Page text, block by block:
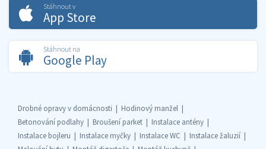
Stáhnout v
App Store
Stáhnout na
Google Play
Drobné opravy v domácnosti
Hodinový manžel
Betonování podlahy
Broušení parket
Instalace antény
Instalace bojleru
Instalace myčky Instalace WC
Instalace žaluzií